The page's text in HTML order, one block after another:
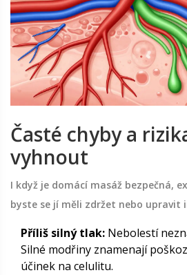
Časté chyby a
vyhnout
I když je domácí masáž bezpečná,
byste se jí měli zdržet nebo upravit
Příliš silný tlak: Nebolestí
Silné modřiny znamenají
účinek na celulitu.